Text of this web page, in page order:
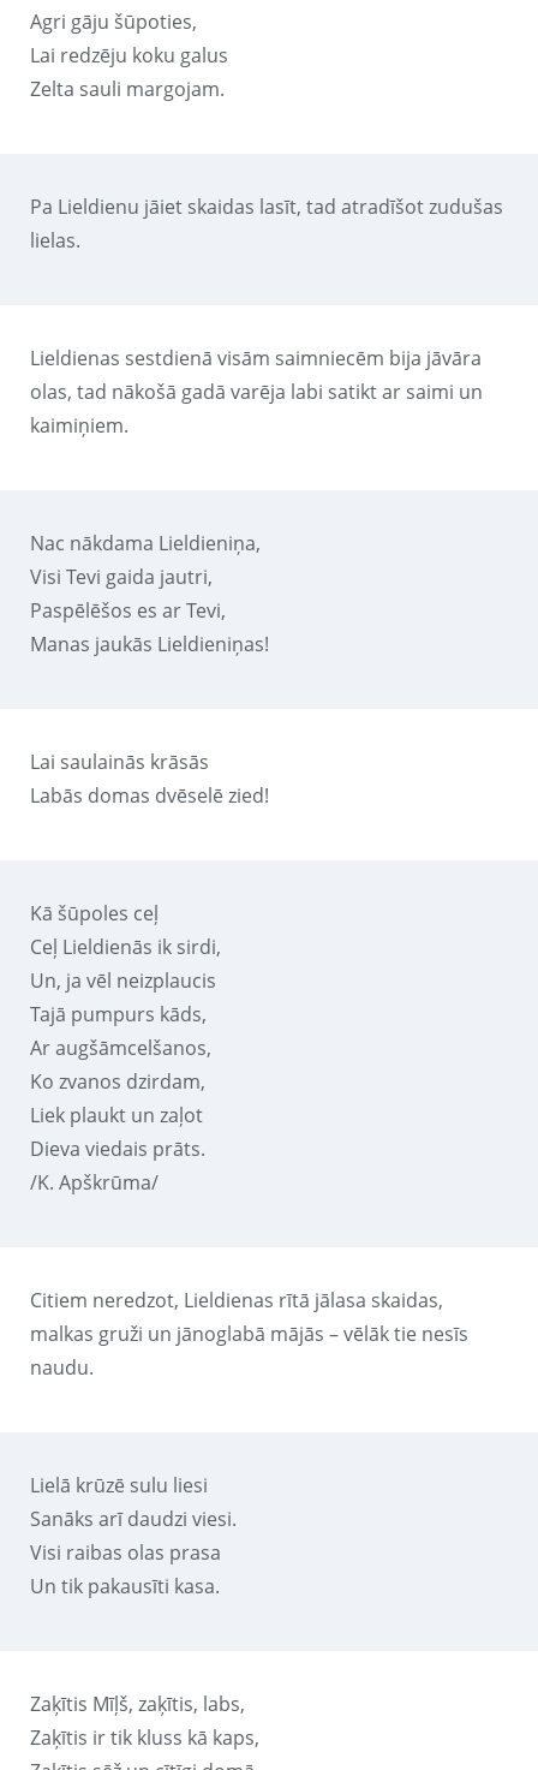
Agri gāju šūpoties,
Lai redzēju koku galus
Zelta sauli margojam.
Pa Lieldienu jāiet skaidas lasīt, tad atradīšot zudušas
lielas.
Lieldienas sestdienā visām saimniecēm bija jāvāra
olas, tad nākošā gadā varēja labi satikt ar saimi un
kaimiņiem.
Nac nākdama Lieldieniņa,
Visi Tevi gaida jautri,
Paspēlēšos es ar Tevi,
Manas jaukās Lieldieniņas!
Lai saulainās krāsās
Labās domas dvēselē zied!
Kā šūpoles ceļ
Ceļ Lieldienās ik sirdi,
Un, ja vēl neizplaucis
Tajā pumpurs kāds,
Ar augšāmcelšanos,
Ko zvanos dzirdam,
Liek plaukt un zaļot
Dieva viedais prāts.
/K. Apškrūma/
Citiem neredzot, Lieldienas rītā jālasa skaidas,
malkas gruži un jānoglabā mājās – vēlāk tie nesīs
naudu.
Lielā krūzē sulu liesi
Sanāks arī daudzi viesi.
Visi raibas olas prasa
Un tik pakausīti kasa.
Zaķītis Mīļš, zaķītis, labs,
Zaķītis ir tik kluss kā kaps,